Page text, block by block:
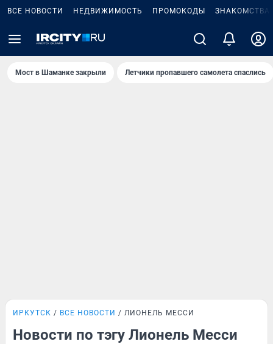
ВСЕ НОВОСТИ НЕДВИЖИМОСТЬ ПРОМОКОДЫ ЗНАКОМСТВА
Мост в Шаманке закрыли Летчики пропавшего самолета спаслись
ИРКУТСК ВСЕ НОВОСТИ ЛИОНЕЛЬ МЕССИ
Новости по тэгу Лионель Месси